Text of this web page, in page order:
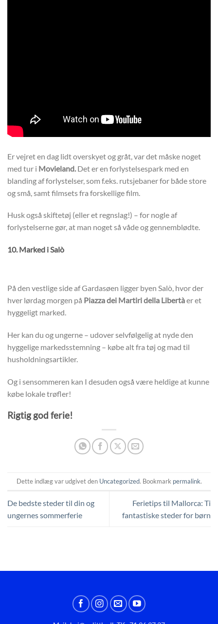
Er vejret en dag lidt overskyet og gråt, var det måske noget
med tur i Movieland. Det er en forlystelsespark med en
blanding af forlystelser, som f.eks. rutsjebaner for både store
og små, samt filmsets fra forskellige film.
Husk også skiftetøj (eller et regnslag!) – for nogle af
forlystelserne gør, at man noget så våde og gennemblødte.
10. Marked i Salò
På den vestlige side af Gardasøen ligger byen Salò, hvor der
hver lørdag morgen på Piazza dei Martiri della Libertàer et
hyggeligt marked.
Her kan du og ungerne – udover selvfølgelig at nyde den
hyggelige markedsstemning – købe alt fra tøj og mad til
husholdningsartikler.
Og i sensommeren kan I desuden også være heldige at kunne
købe lokale trøfler!
Rigtig god ferie!
Dette indlæg var udgivet den Uncategorized. Bookmark permalink.
De bedste steder til din og
ungernes sommerferie
Ferietips til Mallorca: Ti
fantastiske steder for børn